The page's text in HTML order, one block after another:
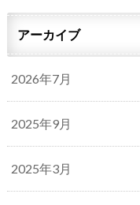
アーカイブ
2026年7月
2025年9月
2025年3月